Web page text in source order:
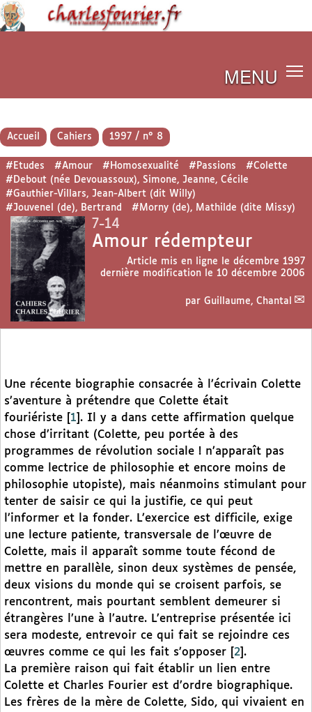
MENU
Accueil Cahiers 1997 / n° 8
#Etudes #Amour #Homosexualité #Passions
#Colette
#Debout (née Devouassoux), Simone, Jeanne, Cécile
#Gauthier-Villars, Jean-Albert (dit Willy)
#Jouvenel (de), Bertrand
#Morny (de), Mathilde (dite Missy)
7-14
Amour rédempteur
Article mis en ligne le décembre 1997
dernière modification le 10 décembre 2006
par Guillaume, Chantal
Une récente biographie consacrée à l’écrivain Colette
s’aventure à prétendre que Colette était
fouriériste
1 . Il y a dans cette affirmation quelque
chose d’irritant (Colette, peu portée à des
programmes de révolution sociale ! n’apparaît pas
comme lectrice de philosophie et encore moins de
philosophie utopiste), mais néanmoins stimulant pour
tenter de saisir ce qui la justifie, ce qui peut
l’informer et la fonder. L’exercice est difficile, exige
une lecture patiente, transversale de l’œuvre de
Colette, mais il apparaît somme toute fécond de
mettre en parallèle, sinon deux systèmes de pensée,
deux visions du monde qui se croisent parfois, se
rencontrent, mais pourtant semblent demeurer si
étrangères l’une à l’autre. L’entreprise présentée ici
sera modeste, entrevoir ce qui fait se rejoindre ces
œuvres comme ce qui les fait s’opposer
2 .
La première raison qui fait établir un lien entre
Colette et Charles Fourier est d’ordre biographique.
Les frères de la mère de Colette, Sido, qui vivaient en